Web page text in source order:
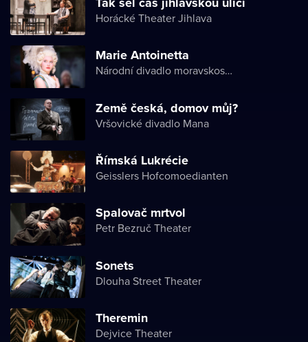
Horácké Theater Jihlava
Marie Antoinetta
Národní divadlo moravskoslezské
Země česká, domov můj?
Vršovické divadlo Mana
Římská Lukrécie
Geisslers Hofcomoedianten
Spalovač mrtvol
Petr Bezruč Theater
Sonets
Dlouha Street Theater
Theremin
Dejvice Theater